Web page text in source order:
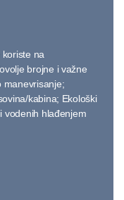
na
brojne i važne
manevrisanje;
kabina; Ekološki
vodenih hlađenjem